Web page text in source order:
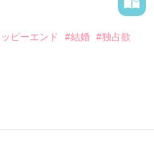
られた美桜は、猫の世
ピーエンド #結婚 #独占欲
のだが、後輩の姫原由